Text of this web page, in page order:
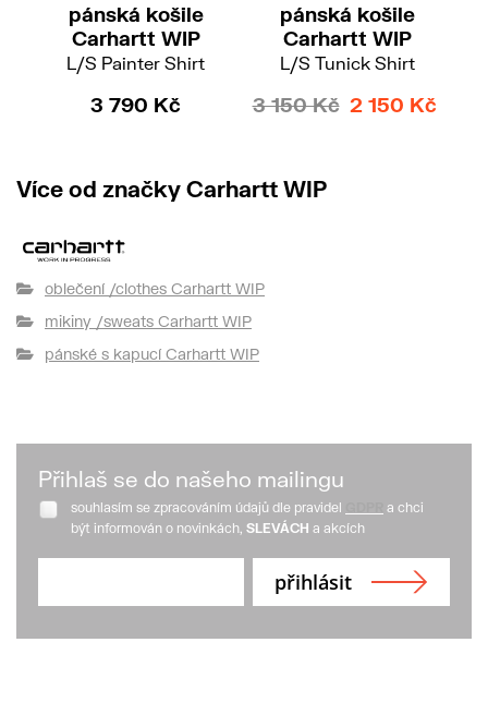
pánská košile
Carhartt WIP
L/S Painter Shirt
3 790 Kč
pánská košile
Carhartt WIP
L/S Tunick Shirt
3 150 Kč 2 150 Kč
Více od značky Carhartt WIP
oblečení /clothes Carhartt WIP
mikiny /sweats Carhartt WIP
pánské s kapucí Carhartt WIP
Přihlaš se do našeho mailingu
souhlasím se zpracováním údajů dle pravidel
a chci
být informován o novinkách, SLEVÁCH a akcích